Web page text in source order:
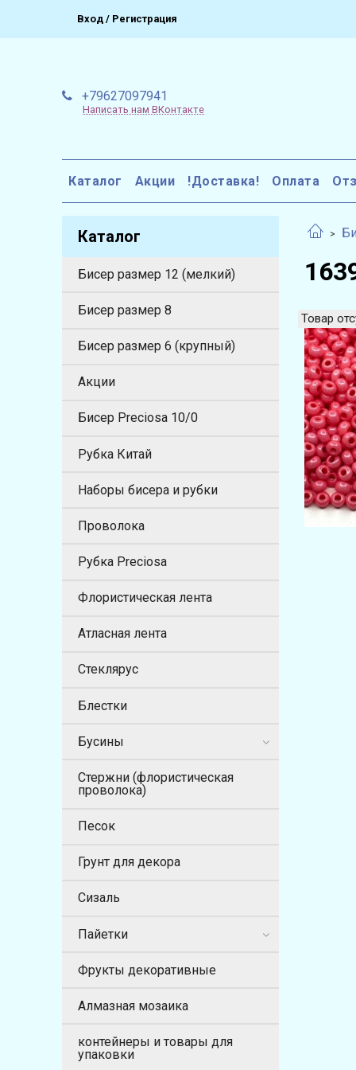
Вход / Регистрация
+79627097941
Написать нам ВКонтакте
Каталог Акции !Доставка! Оплата
Товар
Каталог
Бисер размер 12 (мелкий)
Бисер размер 8
Бисер размер 6 (крупный)
Акции
Бисер Preciosa 10/0
Рубка Китай
Наборы бисера и рубки
Проволока
Рубка Preciosa
Флористическая лента
Атласная лента
Стеклярус
Блестки
Бусины
Стержни (флористическая
проволока)
Песок
Грунт для декора
Сизаль
Пайетки
Фрукты декоративные
Алмазная мозаика
контейнеры и товары для
упаковки